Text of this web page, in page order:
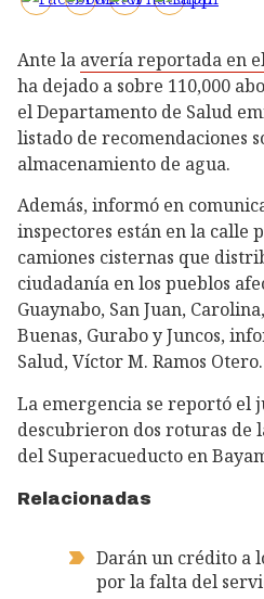
Ante la avería reportada en
ha dejado a sobre 110,000
el Departamento de Salud
listado de recomendaciones
almacenamiento de agua.
Además, informó en
inspectores están en la calle
camiones cisternas que
ciudadanía en los pueblos
Guaynabo, San Juan,
Buenas, Gurabo y Juncos,
Salud, Víctor M. Ramos Otero.
La emergencia se reportó el
descubrieron dos roturas de
del Superacueducto en
Relacionadas
Darán un crédito a
por la falta del